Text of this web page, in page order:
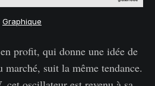
Graphique
profit, qui donne une idée de
suit la même tendance.